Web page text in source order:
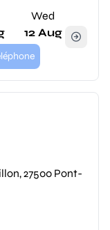
Wed
12 Aug
27500 Pont-